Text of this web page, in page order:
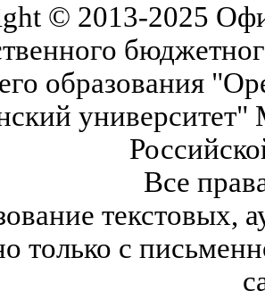
© 2013-2025
образования
университет"
Все
текстовых,
только с